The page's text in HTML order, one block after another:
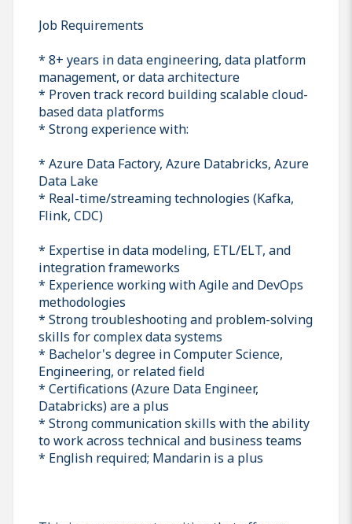
Job Requirements
* 8+ years in data engineering, data platform
management, or data architecture
* Proven track record building scalable cloud-
based data platforms
* Strong experience with:
* Azure Data Factory, Azure Databricks, Azure
Data Lake
* Real-time/streaming technologies (Kafka,
Flink, CDC)
* Expertise in data modeling, ETL/ELT, and
integration frameworks
* Experience working with Agile and DevOps
methodologies
* Strong troubleshooting and problem-solving
skills for complex data systems
* Bachelor's degree in Computer Science,
Engineering, or related field
* Certifications (Azure Data Engineer,
Databricks) are a plus
* Strong communication skills with the ability
to work across technical and business teams
* English required; Mandarin is a plus